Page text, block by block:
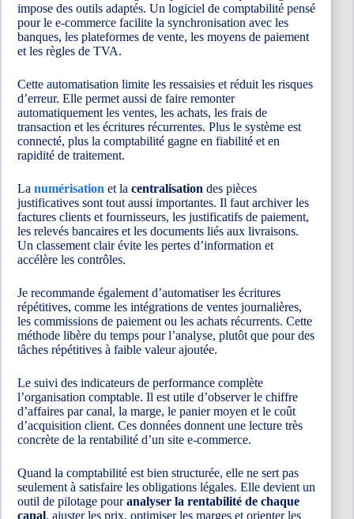
impose des outils adaptés. Un logiciel de comptabilité pensé
pour le e-commerce facilite la synchronisation avec les
banques, les plateformes de vente, les moyens de paiement
et les règles de TVA.
Cette automatisation limite les ressaisies et réduit les risques
d’erreur. Elle permet aussi de faire remonter
automatiquement les ventes, les achats, les frais de
transaction et les écritures récurrentes. Plus le système est
connecté, plus la comptabilité gagne en fiabilité et en
rapidité de traitement.
La numérisation et la centralisation des pièces
justificatives sont tout aussi importantes. Il faut archiver les
factures clients et fournisseurs, les justificatifs de paiement,
les relevés bancaires et les documents liés aux livraisons.
Un classement clair évite les pertes d’information et
accélère les contrôles.
Je recommande également d’automatiser les écritures
répétitives, comme les intégrations de ventes journalières,
les commissions de paiement ou les achats récurrents. Cette
méthode libère du temps pour l’analyse, plutôt que pour des
tâches répétitives à faible valeur ajoutée.
Le suivi des indicateurs de performance complète
l’organisation comptable. Il est utile d’observer le chiffre
d’affaires par canal, la marge, le panier moyen et le coût
d’acquisition client. Ces données donnent une lecture très
concrète de la rentabilité d’un site e-commerce.
Quand la comptabilité est bien structurée, elle ne sert pas
seulement à satisfaire les obligations légales. Elle devient un
outil de pilotage pouranalyser la rentabilité de chaque
canal, ajuster les prix, optimiser les marges et orienter les